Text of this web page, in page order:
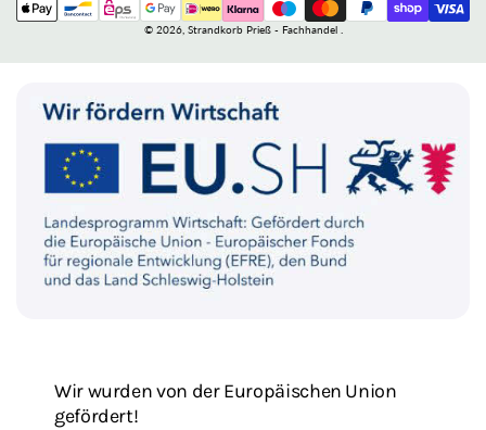
/
Zahlungsmethoden
© 2026, Strandkorb Prieß - Fachhandel
Wir wurden von der Europäischen Union
gefördert!